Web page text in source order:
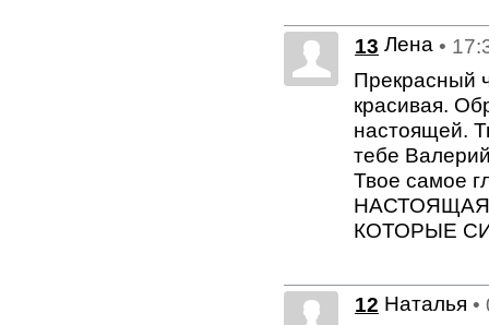
13 Лена •
Прекрасный
красивая.
настоящей.
тебе
Твое самое
КОТОРЫЕ
12 Наталья •